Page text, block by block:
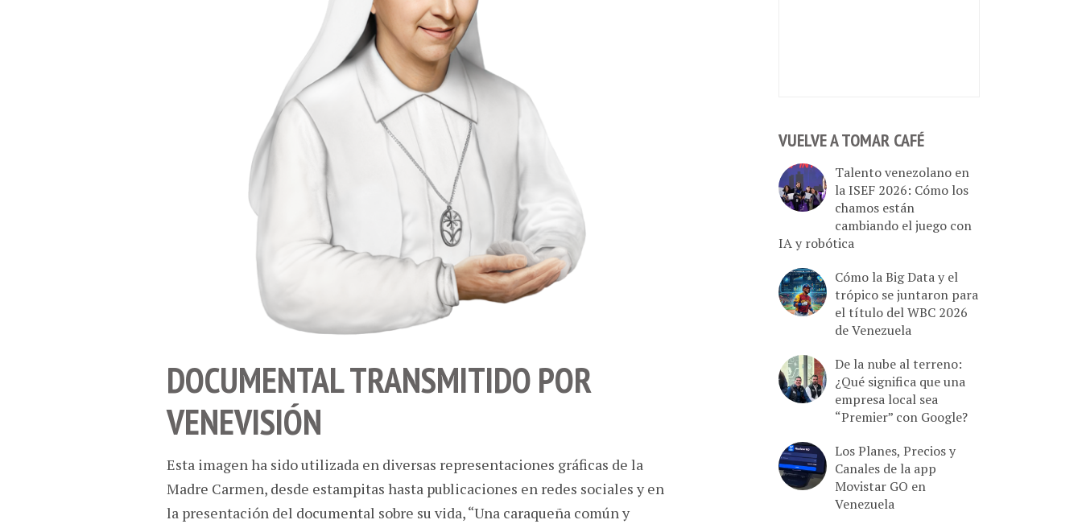
DOCUMENTAL TRANSMITIDO POR
VENEVISIÓN
Esta imagen ha sido utilizada en diversas representaciones gráficas de la
Madre Carmen, desde estampitas hasta publicaciones en redes sociales y en
la presentación del documental sobre su vida, “Una caraqueña común y
VUELVE A TOMAR CAFÉ
Talento venezolano en
la ISEF 2026: Cómo los
chamos están
cambiando el juego con
IA y robótica
Cómo la Big Data y el
trópico se juntaron para
el título del WBC 2026
de Venezuela
De la nube al terreno:
¿Qué significa que una
empresa local sea
“Premier” con Google?
Los Planes, Precios y
Canales de la app
Movistar GO en
Venezuela